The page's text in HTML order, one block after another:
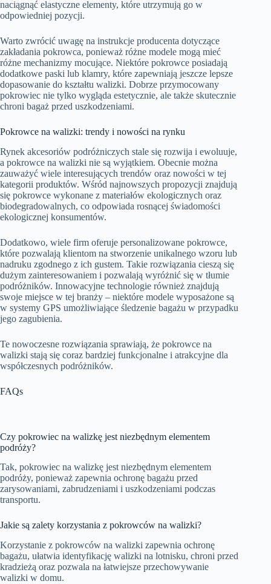
naciągnąć elastyczne elementy, które utrzymują go w
odpowiedniej pozycji.
Warto zwrócić uwagę na instrukcje producenta dotyczące
zakładania pokrowca, ponieważ różne modele mogą mieć
różne mechanizmy mocujące. Niektóre pokrowce posiadają
dodatkowe paski lub klamry, które zapewniają jeszcze lepsze
dopasowanie do kształtu walizki. Dobrze przymocowany
pokrowiec nie tylko wygląda estetycznie, ale także skutecznie
chroni bagaż przed uszkodzeniami.
Pokrowce na walizki: trendy i nowości na rynku
Rynek akcesoriów podróżniczych stale się rozwija i ewoluuje,
a pokrowce na walizki nie są wyjątkiem. Obecnie można
zauważyć wiele interesujących trendów oraz nowości w tej
kategorii produktów. Wśród najnowszych propozycji znajdują
się pokrowce wykonane z materiałów ekologicznych oraz
biodegradowalnych, co odpowiada rosnącej świadomości
ekologicznej konsumentów.
Dodatkowo, wiele firm oferuje personalizowane pokrowce,
które pozwalają klientom na stworzenie unikalnego wzoru lub
nadruku zgodnego z ich gustem. Takie rozwiązania cieszą się
dużym zainteresowaniem i pozwalają wyróżnić się w tłumie
podróżników. Innowacyjne technologie również znajdują
swoje miejsce w tej branży – niektóre modele wyposażone są
w systemy GPS umożliwiające śledzenie bagażu w przypadku
jego zagubienia.
Te nowoczesne rozwiązania sprawiają, że pokrowce na
walizki stają się coraz bardziej funkcjonalne i atrakcyjne dla
współczesnych podróżników.
FAQs
Czy pokrowiec na walizkę jest niezbędnym elementem
podróży?
Tak, pokrowiec na walizkę jest niezbędnym elementem
podróży, ponieważ zapewnia ochronę bagażu przed
zarysowaniami, zabrudzeniami i uszkodzeniami podczas
transportu.
Jakie są zalety korzystania z pokrowców na walizki?
Korzystanie z pokrowców na walizki zapewnia ochronę
bagażu, ułatwia identyfikację walizki na lotnisku, chroni przed
kradzieżą oraz pozwala na łatwiejsze przechowywanie
walizki w domu.